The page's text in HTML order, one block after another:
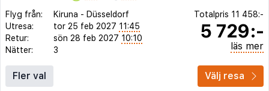
Flyg från: Kiruna - Düsseldorf
Utresa:
tor 25 feb 2027 11:45
Retur:
sön 28 feb 2027 10:10
Nätter:
3
Totalpris 11 458:-
5 729:-
läs mer
Fler val Välj resa